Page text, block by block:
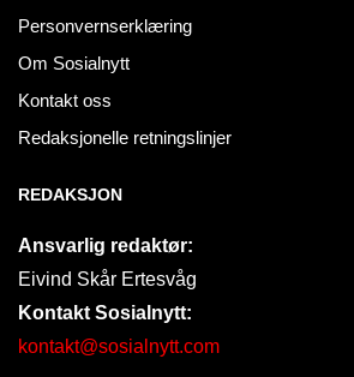
Personvernserklæring
Om Sosialnytt
Kontakt oss
Redaksjonelle retningslinjer
REDAKSJON
Ansvarlig redaktør:
Eivind Skår Ertesvåg
Kontakt Sosialnytt:
kontakt@sosialnytt.com